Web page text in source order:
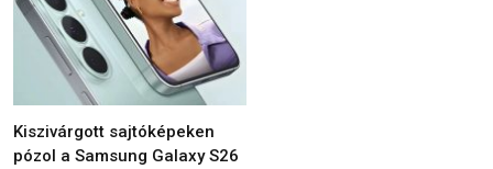
Kiszivárgott sajtóképeken
pózol a Samsung Galaxy S26